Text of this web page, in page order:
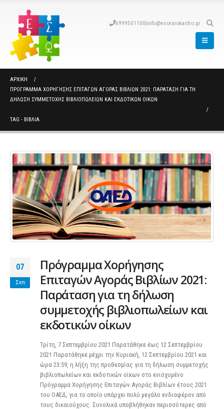
6999501100|info@esoraiokastro.gr
ΑΡΧΙΚΉ
ΠΡΌΓΡΑΜΜΑ ΧΟΡΉΓΗΣΗΣ ΕΠΙΤΑΓΏΝ ΑΓΟΡΆΣ ΒΙΒΛΊΩΝ 2021: ΠΑΡΆΤΑΣΗ ΓΙΑ ΤΗ
ΔΉΛΩΣΗ ΣΥΜΜΕΤΟΧΉΣ ΒΙΒΛΙΟΠΩΛΕΊΩΝ ΚΑΙ ΕΚΔΟΤΙΚΏΝ ΟΊΚΩΝ
TAG - ΒΙΒΛΙΑ
07
Σεπ
Πρόγραμμα Χορήγησης
Επιταγών Αγοράς Βιβλίων 2021:
Παράταση για τη δήλωση
συμμετοχής βιβλιοπωλείων και
εκδοτικών οίκων
Τρίτη, 7 Σεπτεμβρίου 2021 Παρατάθηκε έως 12 Σεπτεμβρίου
2021 Παρατάθηκε μέχρι την Κυριακή, 12 Σεπτεμβρίου 2021 και
ώρα 23:59, η λήξη της προθεσμίας για τη δήλωση συμμετοχής
βιβλιοπωλείων και εκδοτικών οίκων στο ενισχυμένο
Πρόγραμμα Χορήγησης Επιταγών Αγοράς Βιβλίων έτους 2021
του ΟΑΕΔ, για το οποίο υπάρχει πολύ μεγάλο ενδιαφέρον από
τους δικαιούχους. Συνολικά υποβλήθηκαν περισσότερες από